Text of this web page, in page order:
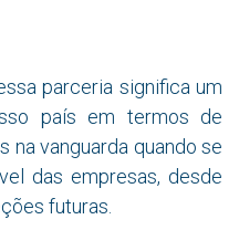
parceria significa um
país em termos de
na vanguarda quando se
das empresas, desde
futuras.